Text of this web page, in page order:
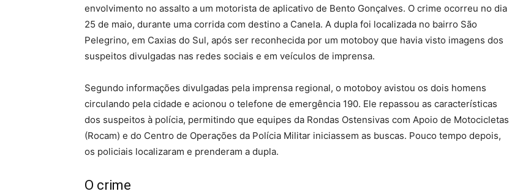
envolvimento no assalto a um motorista de aplicativo de Bento Gonçalves. O crime ocorreu no dia
25 de maio, durante uma corrida com destino a Canela. A dupla foi localizada no bairro São
Pelegrino, em Caxias do Sul, após ser reconhecida por um motoboy que havia visto imagens dos
suspeitos divulgadas nas redes sociais e em veículos de imprensa.
Segundo informações divulgadas pela imprensa regional, o motoboy avistou os dois homens
circulando pela cidade e acionou o telefone de emergência 190. Ele repassou as características
dos suspeitos à polícia, permitindo que equipes da Rondas Ostensivas com Apoio de Motocicletas
(Rocam) e do Centro de Operações da Polícia Militar iniciassem as buscas. Pouco tempo depois,
os policiais localizaram e prenderam a dupla.
O crime